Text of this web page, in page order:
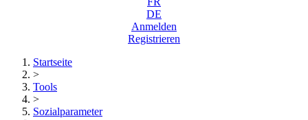
DE
Anmelden
Registrieren
Startseite
>
Tools
>
Sozialparameter